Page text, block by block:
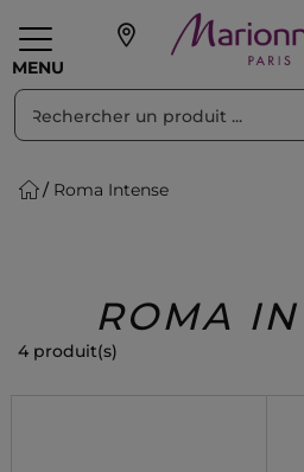
MENU
personnalisés
Beauty
Roma Intense
ROMA
4 produit(s)
Trier par